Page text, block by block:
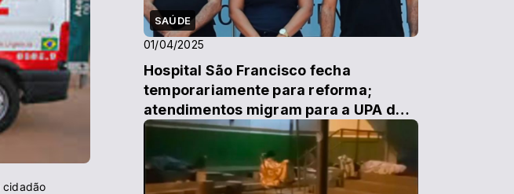
cidadão
SAÚDE
01/04/2025
Hospital São Francisco fecha
temporariamente para reforma;
atendimentos migram para a UPA do
Bairro Expoagra a partir...